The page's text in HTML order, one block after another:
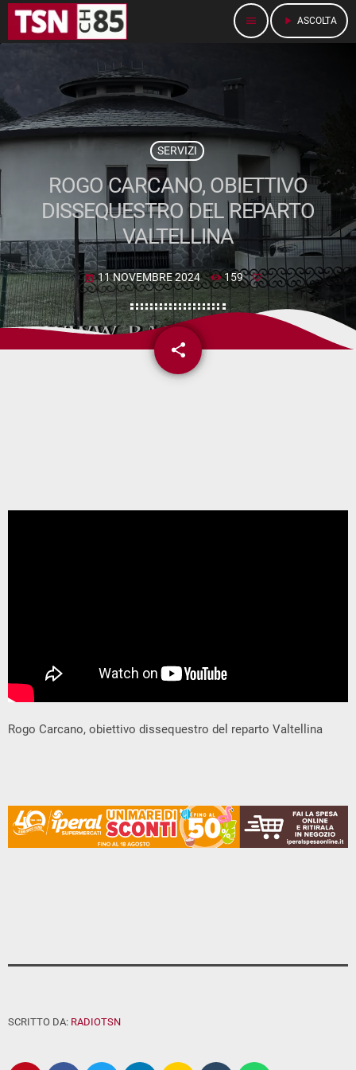
menu play_arrow ASCOLTA
SERVIZI
ROGO CARCANO, OBIETTIVO
DISSEQUESTRO DEL REPARTO
VALTELLINA
today 11 NOVEMBRE 2024 159
share
email
Rogo Carcano, obiettivo dissequestro del reparto Valtellina
SCRITTO DA: RADIOTSN